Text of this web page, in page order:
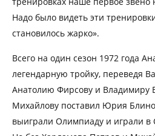
Надо было видеть эти
становилось жарко».
Всего на один сезон 1972 года
легендарную тройку, переведя
Анатолию Фирсову и Владимиру
Михайлову поставил Юрия
выиграли Олимпиаду и играли в